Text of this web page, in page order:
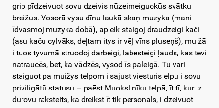
grib pīdzeivuot sovu dzeivis nūzeimeiguokūs svātku
breižus. Vosorā vysu dīnu laukā skaņ muzyka (mani
īdvasmoj muzyka dobā), apleik staigoj draudzeigi kači
(asu kaču cylvāks, deļtam itys ir vēļ vīns pluseņš), muižā
i tuos tyvumā struodoj darbeigi, labesteigi ļauds, kas tevi
natraucēs, bet, ka vādzēs, vysod īs paleigā. Tu vari
staiguot pa muižys telpom i sajust viesturis elpu i sovu
priviligātū statusu – paēst Muokslinīku telpā, īt tī, kur iz
durovu raksteits, ka dreikst īt tik personals, i dzeivuot